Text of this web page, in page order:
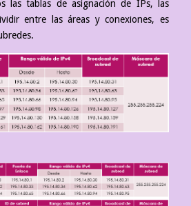
las tablas de asignación de IPs, las
entre las áreas y conexiones, es